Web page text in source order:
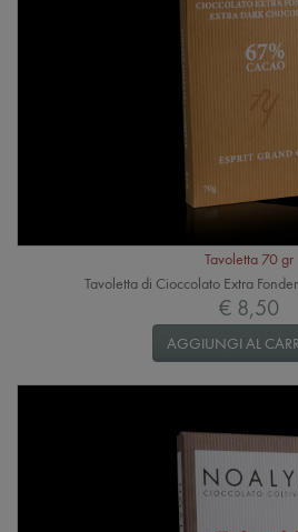
Tavoletta 70 gr
Tavoletta di Cioccolato Extra
€ 8,50
AGGIUNGI AL